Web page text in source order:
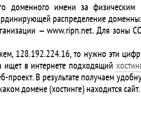
доменного имени за физическим
распределение
— www.ripn.net. Для зоны
128.192.224.16, то нужно эти
ищет в интернете подходящий
проект. В результате получаем
домене (хостинге) находится сайт.